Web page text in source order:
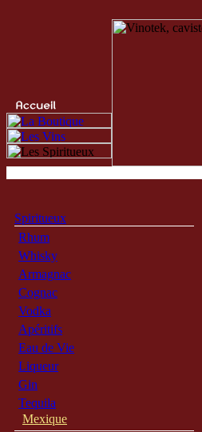
Spiritueux
Rhum
Whisky
Armagnac
Cognac
Vodka
Apéritifs
Eau de Vie
Liqueur
Gin
Tequila
Mexique